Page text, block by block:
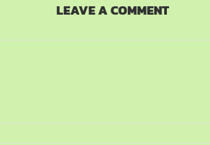
LEAVE A COMMENT